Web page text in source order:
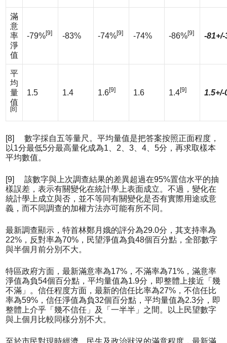
滿
意
率
淨
值
-79%[9] -83% -74%[9] -74% -86%[9] -81+/-
平
均
量
值
[8]
1.5 1.4 1.6[9] 1.6 1.4[9] 1.5+/-
[8] 數字採自五等量尺。平均量值是把答案按照正面程度，
以1分最低5分最高量化成為1、2、3、4、5分，再求取樣本
平均數值。
[9] 該數字與上次調查結果的差異超過在95%置信水平的抽
樣誤差，表示有關變化在統計學上表面成立。不過，變化在
統計學上成立與否，並不等同有關變化是否有實際用途或意
義，而不同調查的加權方法亦可能有所不同。
最新調查顯示，特首林鄭月娥的評分為29.0分，其支持率為
22%，反對率為70%，民望淨值為負48個百分點，全部數字
與半個月前分別不大。
特區政府方面，最新滿意率為17%，不滿率為71%，滿意率
淨值為負54個百分點，平均量值為1.9分，即整體上接近「幾
不滿」。信任程度方面，最新的信任比率為27%，不信任比
率為59%，信任淨值為負32個百分點，平均量值為2.3分，即
整體上介乎「幾不信任」及「一半半」之間。以上民望數字
與上個月比較同樣分別不大。
至於市民對現時經濟、民生及政治狀況的滿意程度，最新滿